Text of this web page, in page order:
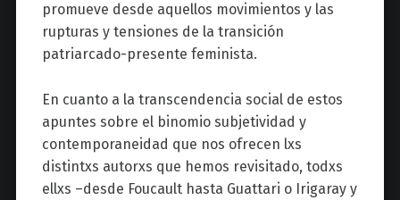
promueve desde aquellos movimientos y las
rupturas y tensiones de la transición
patriarcado-presente feminista.
En cuanto a la transcendencia social de estos
apuntes sobre el binomio subjetividad y
contemporaneidad que nos ofrecen lxs
distintxs autorxs que hemos revisitado, todxs
ellxs –desde Foucault hasta Guattari o Irigaray y